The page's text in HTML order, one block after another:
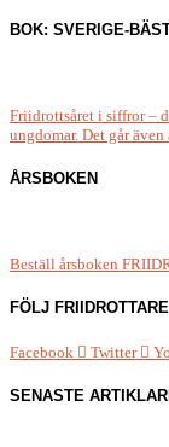
BOK: SVERIGE-
Friidrottsåret i siffror –
ungdomar. Det går även
ÅRSBOKEN
Beställ årsboken
FÖLJ
Facebook Twitter
SENASTE